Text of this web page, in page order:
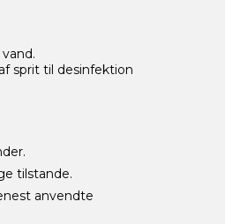
sprit til desinfektion
tilstande.
anvendte